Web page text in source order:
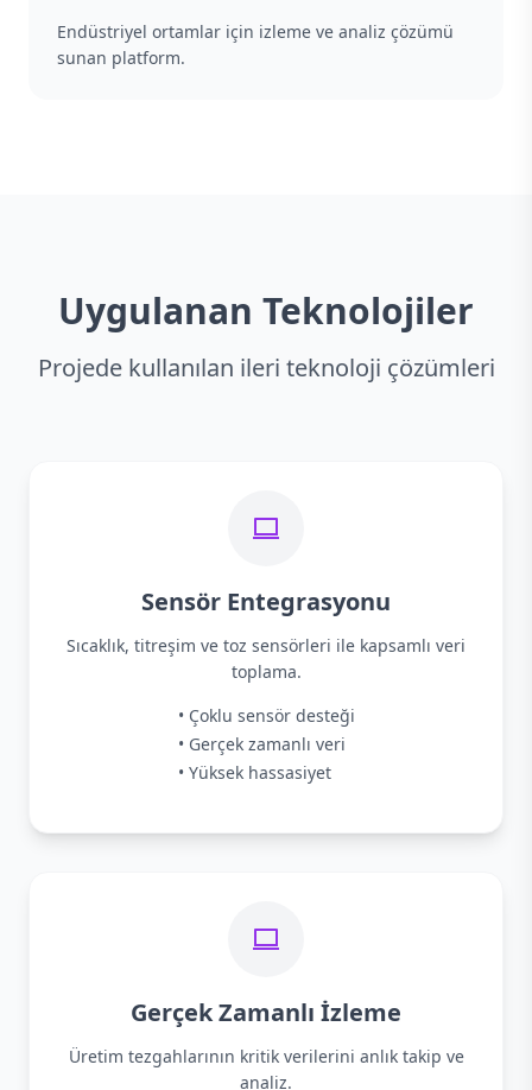
Endüstriyel ortamlar için izleme ve analiz çözümü
sunan platform.
Uygulanan Teknolojiler
Projede kullanılan ileri teknoloji çözümleri
Sensör Entegrasyonu
Sıcaklık, titreşim ve toz sensörleri ile kapsamlı veri
toplama.
• Çoklu sensör desteği
• Gerçek zamanlı veri
• Yüksek hassasiyet
Gerçek Zamanlı İzleme
Üretim tezgahlarının kritik verilerini anlık takip ve
analiz.